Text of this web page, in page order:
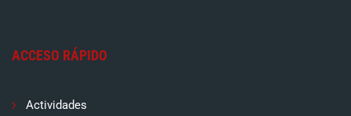
ACCESO RÁPIDO
Actividades